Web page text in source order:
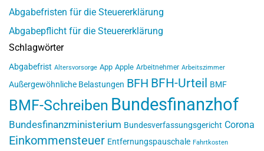
Abgabefristen für die Steuererklärung
Abgabepflicht für die Steuererklärung
Schlagwörter
Abgabefrist Altersvorsorge App Apple Arbeitnehmer Arbeitszimmer
Außergewöhnliche Belastungen BFH BFH-Urteil BMF
BMF-Schreiben Bundesfinanzhof
Bundesfinanzministerium Bundesverfassungsgericht Corona
Einkommensteuer Entfernungspauschale Fahrtkosten